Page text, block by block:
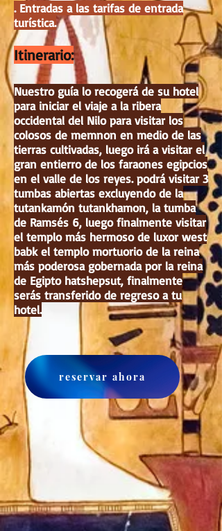
. Entradas a las tarifas de entrada
turística.
Itinerario:
Nuestro guía lo recogerá de su hotel
para iniciar el viaje a la ribera
occidental del Nilo para visitar los
colosos de memnon en medio de las
tierras cultivadas, luego irá a visitar el
gran entierro de los faraones egipcios
en el valle de los reyes. podrá visitar 3
tumbas abiertas excluyendo de la
tutankamón tutankhamon, la tumba
de Ramsés 6, luego finalmente visitar
el templo más hermoso de luxor west
babk el templo mortuorio de la reina
más poderosa gobernada por la reina
de Egipto hatshepsut, finalmente
serás transferido de regreso a tu
hotel.
reservar ahora